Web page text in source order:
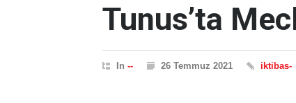
Tunus’ta
In -- 26 Temmuz 2021 iktibas-